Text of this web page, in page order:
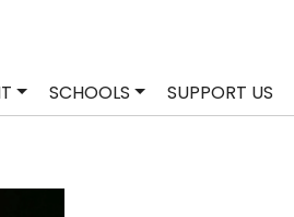
SCHOOLS SUPPORT US